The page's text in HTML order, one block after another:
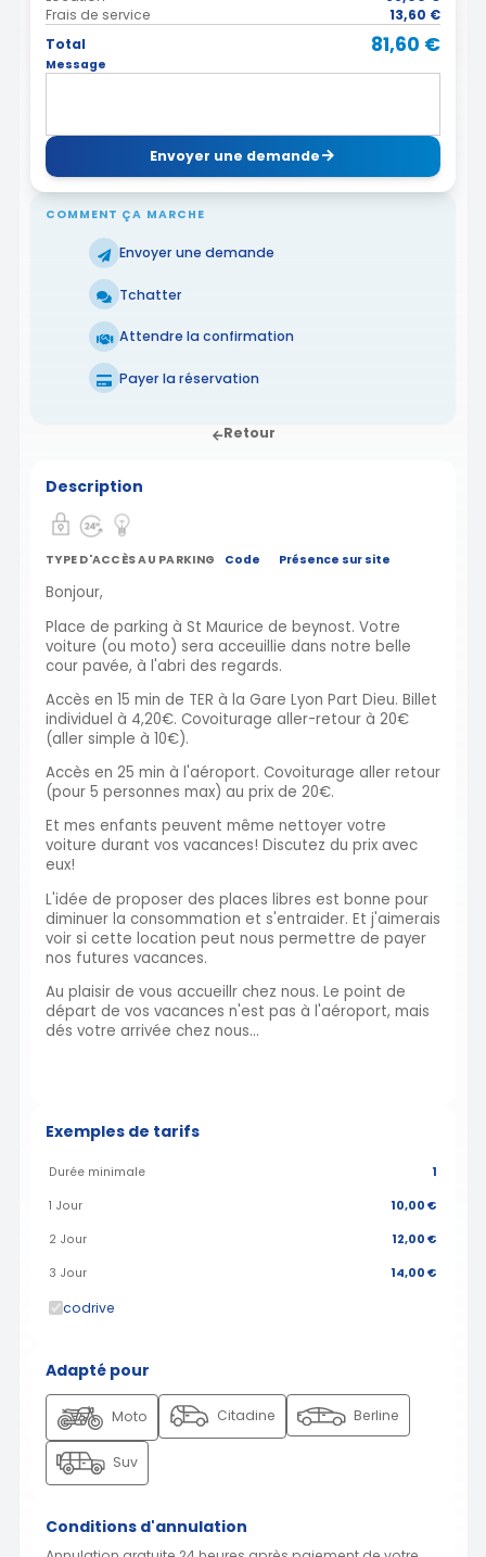
Frais de service
13,60 €
Total
81,60 €
Message
Envoyer une demande
COMMENT ÇA MARCHE
Envoyer une demande
Tchatter
Attendre la confirmation
Payer la réservation
Retour
Description
TYPE D'ACCÈS AU PARKING Code Présence sur site
Bonjour,
Place de parking à St Maurice de beynost. Votre
voiture (ou moto) sera acceuillie dans notre belle
cour pavée, à l'abri des regards.
Accès en 15 min de TER à la Gare Lyon Part Dieu. Billet
individuel à 4,20€. Covoiturage aller-retour à 20€
(aller simple à 10€).
Accès en 25 min à l'aéroport. Covoiturage aller retour
(pour 5 personnes max) au prix de 20€.
Et mes enfants peuvent même nettoyer votre
voiture durant vos vacances! Discutez du prix avec
eux!
L'idée de proposer des places libres est bonne pour
diminuer la consommation et s'entraider. Et j'aimerais
voir si cette location peut nous permettre de payer
nos futures vacances.
Au plaisir de vous accueillr chez nous. Le point de
départ de vos vacances n'est pas à l'aéroport, mais
dés votre arrivée chez nous...
Exemples de tarifs
Durée minimale 1
1 Jour 10,00 €
2 Jour 12,00 €
3 Jour 14,00 €
codrive
Adapté pour
Moto Citadine Berline
Suv
Conditions d'annulation